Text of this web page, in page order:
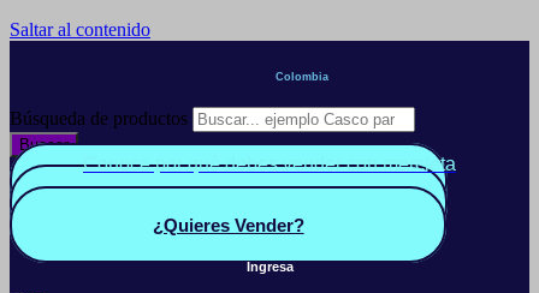
Saltar al contenido
Colombia
Búsqueda de productos
Buscar
Conoce por qué debes vender con mercleta
Quiero Vender
¿Quieres Vender?
Ingresa